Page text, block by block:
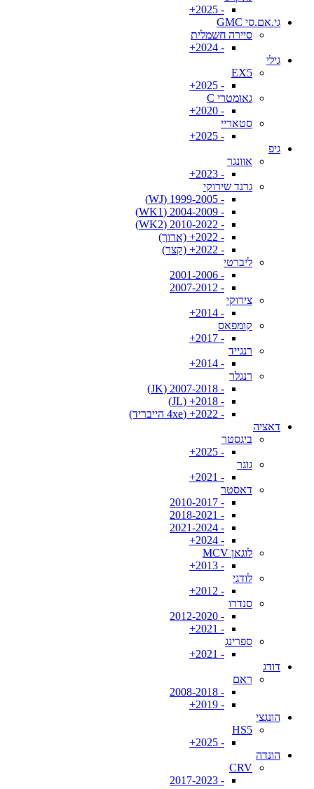
- 2025+
גי.אם.סי GMC
סיירה חשמלית
- 2024+
גילי
EX5
- 2025+
גאומטרי C
- 2020+
סטאריי
- 2025+
גיפ
אוונגר
- 2023+
גרנד שירוקי
- 1999-2005 (WJ)
- 2004-2009 (WK1)
- 2010-2022 (WK2)
- 2022+ (ארוך)
- 2022+ (קצר)
ליברטי
- 2001-2006
- 2007-2012
צירוקי
- 2014+
קומפאס
- 2017+
רנגייד
- 2014+
רנגלר
- 2007-2018 (JK)
- 2018+ (JL)
- 2022+ (4xe הייבריד)
דאציה
ביגסטר
- 2025+
גוגר
- 2021+
דאסטר
- 2010-2017
- 2018-2021
- 2021-2024
- 2024+
לוגאן MCV
- 2013+
לודגי
- 2012+
סנדרו
- 2012-2020
- 2021+
ספרינג
- 2021+
דודג
ראם
- 2008-2018
- 2019+
הונגצי
HS5
- 2025+
הונדה
CRV
- 2017-2023